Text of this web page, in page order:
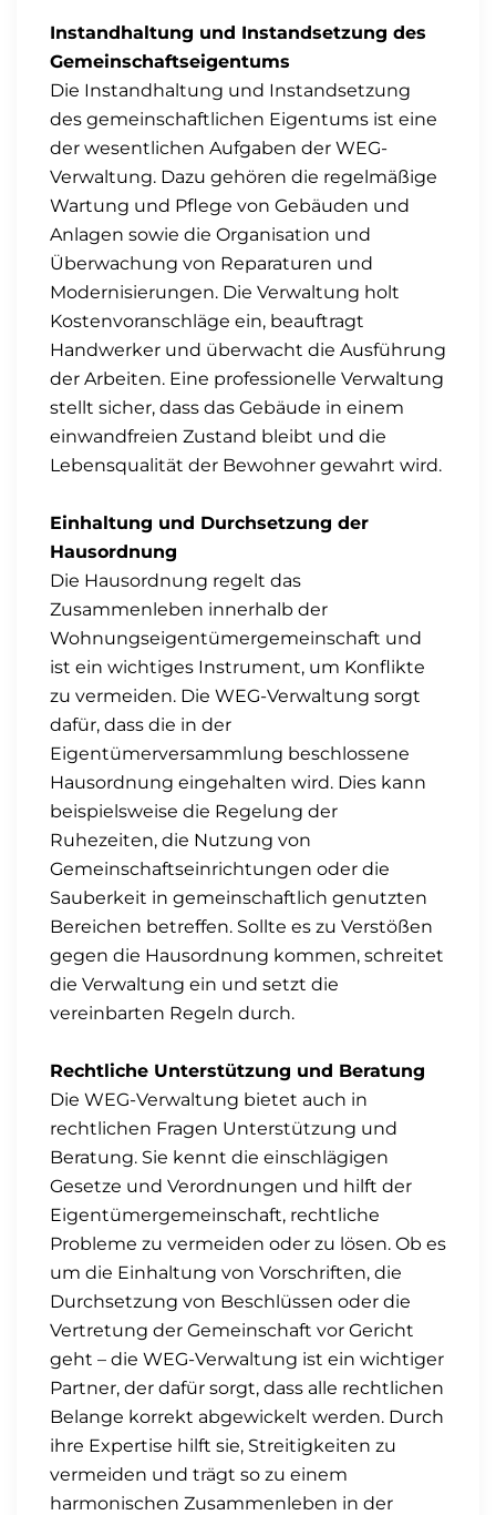
Instandhaltung und Instandsetzung des
Gemeinschaftseigentums
Die Instandhaltung und Instandsetzung
des gemeinschaftlichen Eigentums ist eine
der wesentlichen Aufgaben der WEG-
Verwaltung. Dazu gehören die regelmäßige
Wartung und Pflege von Gebäuden und
Anlagen sowie die Organisation und
Überwachung von Reparaturen und
Modernisierungen. Die Verwaltung holt
Kostenvoranschläge ein, beauftragt
Handwerker und überwacht die Ausführung
der Arbeiten. Eine professionelle Verwaltung
stellt sicher, dass das Gebäude in einem
einwandfreien Zustand bleibt und die
Lebensqualität der Bewohner gewahrt wird.
Einhaltung und Durchsetzung der
Hausordnung
Die Hausordnung regelt das
Zusammenleben innerhalb der
Wohnungseigentümergemeinschaft und
ist ein wichtiges Instrument, um Konflikte
zu vermeiden. Die WEG-Verwaltung sorgt
dafür, dass die in der
Eigentümerversammlung beschlossene
Hausordnung eingehalten wird. Dies kann
beispielsweise die Regelung der
Ruhezeiten, die Nutzung von
Gemeinschaftseinrichtungen oder die
Sauberkeit in gemeinschaftlich genutzten
Bereichen betreffen. Sollte es zu Verstößen
gegen die Hausordnung kommen, schreitet
die Verwaltung ein und setzt die
vereinbarten Regeln durch.
Rechtliche Unterstützung und Beratung
Die WEG-Verwaltung bietet auch in
rechtlichen Fragen Unterstützung und
Beratung. Sie kennt die einschlägigen
Gesetze und Verordnungen und hilft der
Eigentümergemeinschaft, rechtliche
Probleme zu vermeiden oder zu lösen. Ob es
um die Einhaltung von Vorschriften, die
Durchsetzung von Beschlüssen oder die
Vertretung der Gemeinschaft vor Gericht
geht – die WEG-Verwaltung ist ein wichtiger
Partner, der dafür sorgt, dass alle rechtlichen
Belange korrekt abgewickelt werden. Durch
ihre Expertise hilft sie, Streitigkeiten zu
vermeiden und trägt so zu einem
harmonischen Zusammenleben in der